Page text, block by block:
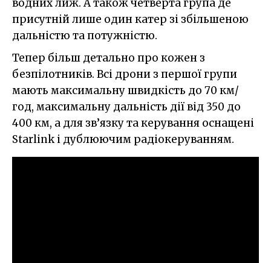
водних лиж. А також четверта група де
присутній лише один катер зі збільшеною
дальністю та потужністю.
Тепер більш детально про кожен з
безпілотників. Всі дрони з першої групи
мають максимальну швидкість до 70 км/
год, максимальну дальність дії від 350 до
400 км, а для зв’язку та керування оснащені
Starlink і дублюючим радіокеруванням.